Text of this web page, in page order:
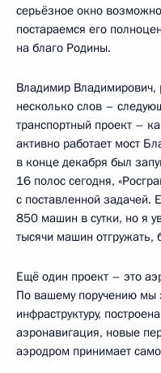
серьёзное окно
постараемся его
на благо Родины.
Владимир
несколько слов –
транспортный проект –
активно работает мост
в конце декабря был
16 полос сегодня,
с поставленной задачей.
850 машин в сутки, но я
тысячи машин отгружать,
Ещё один проект – это
По вашему поручению
инфраструктуру,
аэронавигация, новые
аэродром принимает